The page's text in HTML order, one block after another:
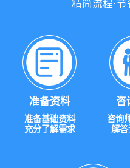
精简流程·节
准备资料
准备基础资料
充分了解需求
咨
咨询
解答